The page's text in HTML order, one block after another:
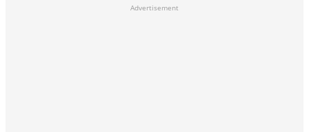
Advertisement